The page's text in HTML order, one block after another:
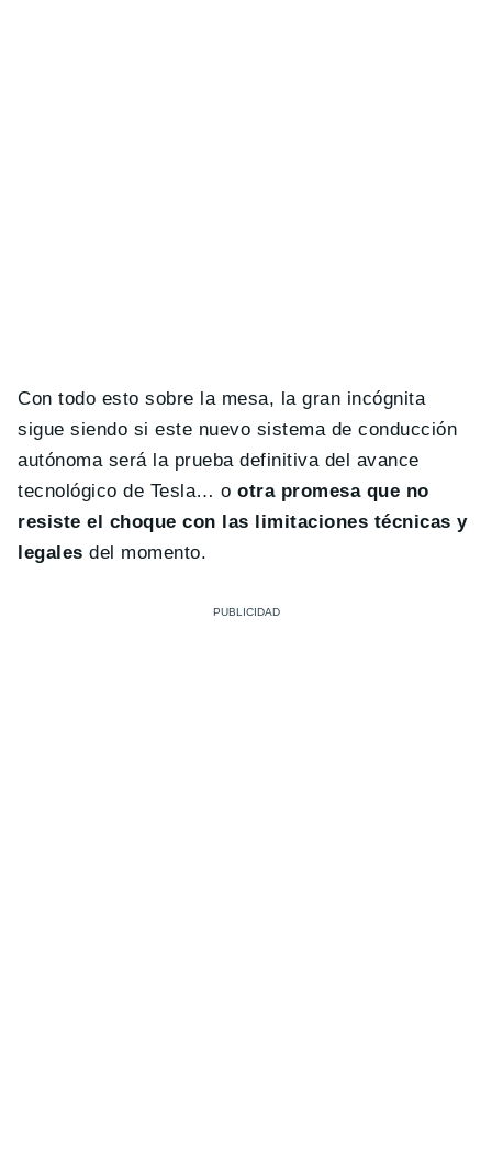
Con todo esto sobre la mesa, la gran incógnita
sigue siendo si este nuevo sistema de conducción
autónoma será la prueba definitiva del avance
tecnológico de Tesla… ootra promesa que no
resiste el choque con las limitaciones técnicas y
legales del momento.